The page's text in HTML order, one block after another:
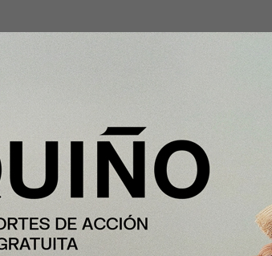
referencia en
girl power.